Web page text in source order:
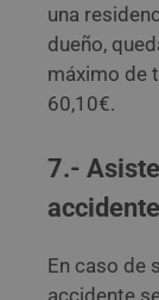
una
dueño,
máximo de
60,10€.
7.-
accidente
En caso de